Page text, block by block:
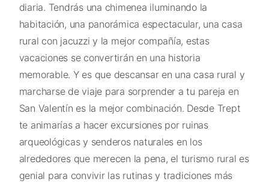
diaria. Tendrás una chimenea iluminando la
habitación, una panorámica espectacular, una casa
rural con jacuzzi y la mejor compañía, estas
vacaciones se convertirán en una historia
memorable. Y es que descansar en una casa rural y
marcharse de viaje para sorprender a tu pareja en
San Valentín es la mejor combinación. Desde Trept
te animarías a hacer excursiones por ruinas
arqueológicas y senderos naturales en los
alrededores que merecen la pena, el turismo rural es
genial para convivir las rutinas y tradiciones más